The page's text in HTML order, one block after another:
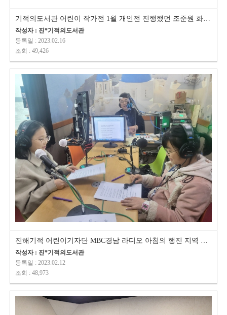
기적의도서관 어린이 작가전 1월 개인전 진행했던 조준원 화가 마을 라디오 …
작성자 : 진*기적의도서관
등록일 : 2023.02.16
조회 : 49,426
진해기적 어린이기자단 MBC경남 라디오 아침의 행진 지역 광고 녹음
작성자 : 진*기적의도서관
등록일 : 2023.02.12
조회 : 48,973